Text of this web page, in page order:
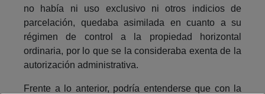
no había ni uso exclusivo ni otros indicios de
parcelación, quedaba asimilada en cuanto a su
régimen de control a la propiedad horizontal
ordinaria, por lo que se la consideraba exenta de la
autorización administrativa.
Frente a lo anterior, podría entenderse que con la